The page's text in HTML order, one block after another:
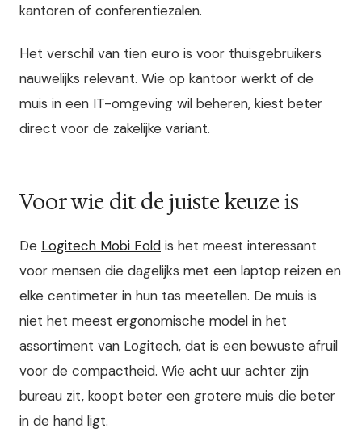
kantoren of conferentiezalen.
Het verschil van tien euro is voor thuisgebruikers
nauwelijks relevant. Wie op kantoor werkt of de
muis in een IT-omgeving wil beheren, kiest beter
direct voor de zakelijke variant.
Voor wie dit de juiste keuze is
De Logitech Mobi Fold is het meest interessant
voor mensen die dagelijks met een laptop reizen en
elke centimeter in hun tas meetellen. De muis is
niet het meest ergonomische model in het
assortiment van Logitech, dat is een bewuste afruil
voor de compactheid. Wie acht uur achter zijn
bureau zit, koopt beter een grotere muis die beter
in de hand ligt.